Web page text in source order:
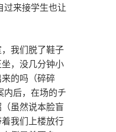
过来接学生也让
我们脱了鞋子
，没几分钟小
的吗（碎碎
后，在场的チ
虽然说本脸盲
我们上楼放行